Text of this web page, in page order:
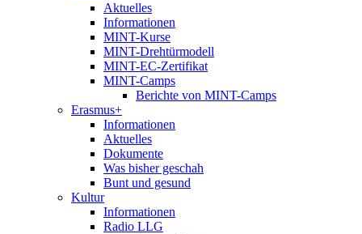
Aktuelles
Informationen
MINT-Kurse
MINT-Drehtürmodell
MINT-EC-Zertifikat
MINT-Camps
Berichte von MINT-Camps
Erasmus+
Informationen
Aktuelles
Dokumente
Was bisher geschah
Bunt und gesund
Kultur
Informationen
Radio LLG